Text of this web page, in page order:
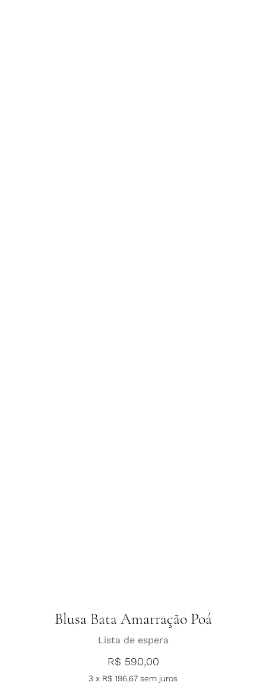
Blusa Bata Amarração Poá
Lista de espera
R$ 590,00
3 x R$ 196,67 sem juros